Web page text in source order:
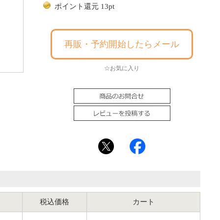
ポイント還元 13pt
再販・予約開始したらメール
☆お気に入り
税込価格 カート